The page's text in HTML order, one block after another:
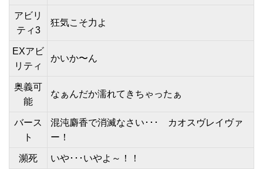
アビリ
ティ3
狂気こそ力よ
EXアビ
リティ
かいか〜ん
奥義可
能
なぁんだか濡れてきちゃったぁ
バース
ト
混沌麝香で消滅なさい･･･ カオスヴレイヴァ
ー！
瀕死 いや･･･いやよ～！！